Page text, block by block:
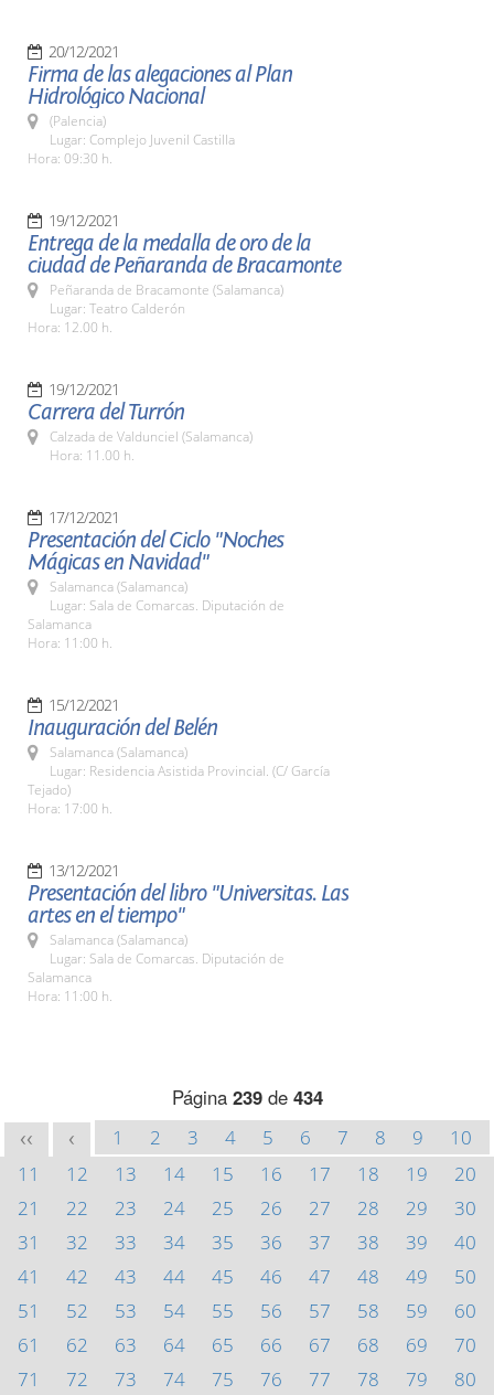
20/12/2021
Firma de las alegaciones al Plan
Hidrológico Nacional
(Palencia)
Lugar: Complejo Juvenil Castilla
Hora: 09:30 h.
19/12/2021
Entrega de la medalla de oro de la
ciudad de Peñaranda de Bracamonte
Peñaranda de Bracamonte (Salamanca)
Lugar: Teatro Calderón
Hora: 12.00 h.
19/12/2021
Carrera del Turrón
Calzada de Valdunciel (Salamanca)
Hora: 11.00 h.
17/12/2021
Presentación del Ciclo "Noches
Mágicas en Navidad"
Salamanca (Salamanca)
Lugar: Sala de Comarcas. Diputación de
Salamanca
Hora: 11:00 h.
15/12/2021
Inauguración del Belén
Salamanca (Salamanca)
Lugar: Residencia Asistida Provincial. (C/ García
Tejado)
Hora: 17:00 h.
13/12/2021
Presentación del libro "Universitas. Las
artes en el tiempo"
Salamanca (Salamanca)
Lugar: Sala de Comarcas. Diputación de
Salamanca
Hora: 11:00 h.
Página 239de 434
<< < 1 2 3 4 5 6 7 8 9
10
11
12 13 14 15 16 17 18 19
20
21
22 23 24 25 26 27 28 29
30
31
32 33 34 35 36 37 38 39
40
41
42 43 44 45 46 47 48 49
50
51
52 53 54 55 56 57 58 59
60
61
62 63 64 65 66 67 68 69
70
71
72 73 74 75 76 77 78 79
80